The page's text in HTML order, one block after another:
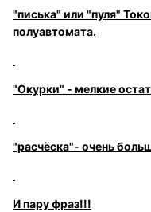
"писька" или "пуля"
полуавтомата.
"Окурки" - мелкие
"расчёска"- очень
И пару фраз!!!